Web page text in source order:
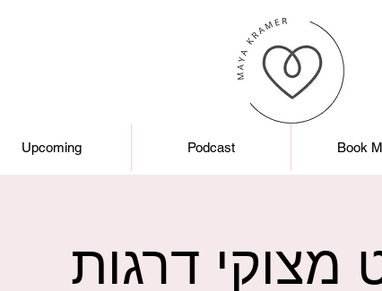
Upcoming Podcast Book
מצוקי דרגות